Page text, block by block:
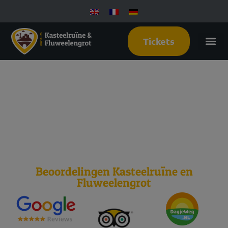
Tickets
Beoordelingen Kasteelruïne en
Fluweelengrot